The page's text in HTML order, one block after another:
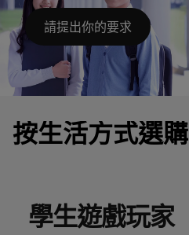
請提出你的要求
按生活方式選購
學生遊戲玩家